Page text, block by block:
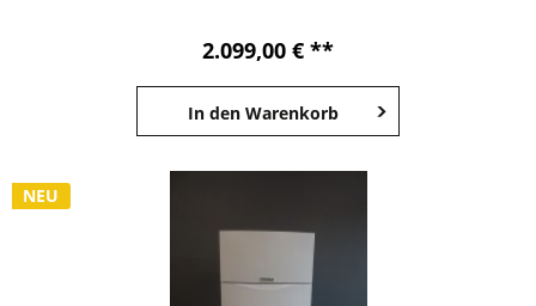
2.099,00 € **
In den Warenkorb
NEU